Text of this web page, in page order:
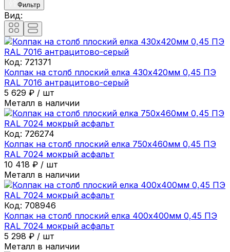
Фильтр
Вид:
Код: 721371
Колпак на столб плоский елка 430х420мм 0,45 ПЭ
RAL 7016 антрацитово-серый
5 629 ₽ / шт
Металл в наличии
Код: 726274
Колпак на столб плоский елка 750х460мм 0,45 ПЭ
RAL 7024 мокрый асфальт
10 418 ₽ / шт
Металл в наличии
Код: 708946
Колпак на столб плоский елка 400х400мм 0,45 ПЭ
RAL 7024 мокрый асфальт
5 298 ₽ / шт
Металл в наличии